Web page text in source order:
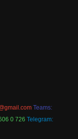
Teams:
0 726 Telegram: